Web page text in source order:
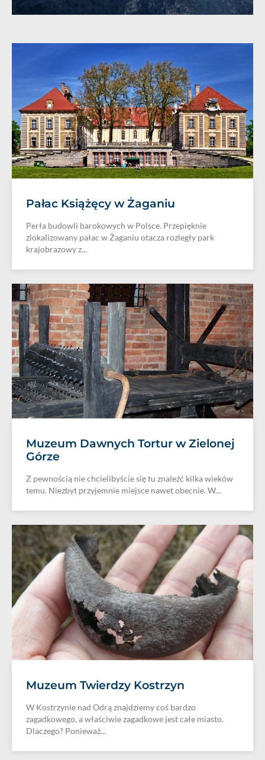
Pałac Książęcy w Żaganiu
Perła budowli barokowych w Polsce. Przepięknie
zlokalizowany pałac w Żaganiu otacza rozległy park
krajobrazowy z...
Muzeum Dawnych Tortur w Zielonej
Górze
Z pewnością nie chcielibyście się tu znaleźć kilka wieków
temu. Niezbyt przyjemnie miejsce nawet obecnie. W...
Muzeum Twierdzy Kostrzyn
W Kostrzynie nad Odrą znajdziemy coś bardzo
zagadkowego, a właściwie zagadkowe jest całe miasto.
Dlaczego? Ponieważ...